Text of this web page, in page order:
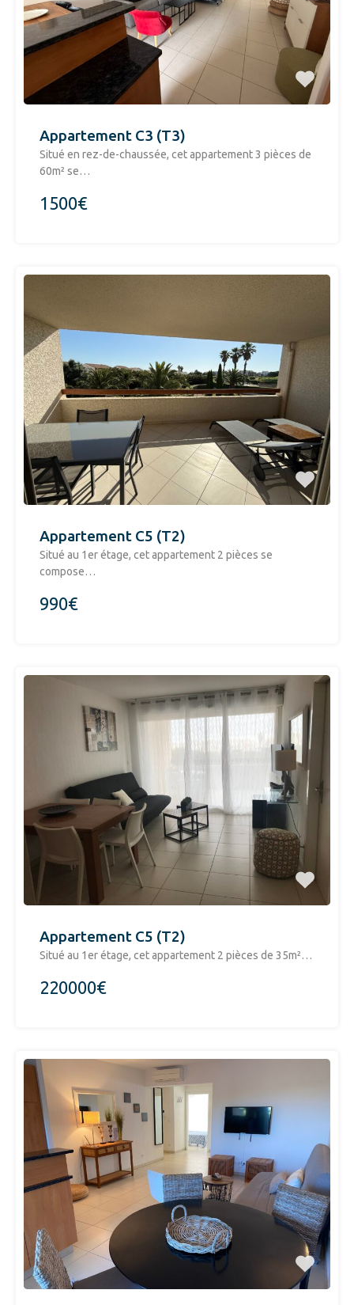
Appartement C3 (T3)
Situé en rez-de-chaussée, cet appartement 3 pièces de
60m² se…
1500€
Appartement C5 (T2)
Situé au 1er étage, cet appartement 2 pièces se
compose…
990€
Appartement C5 (T2)
Situé au 1er étage, cet appartement 2 pièces de 35m²…
220000€